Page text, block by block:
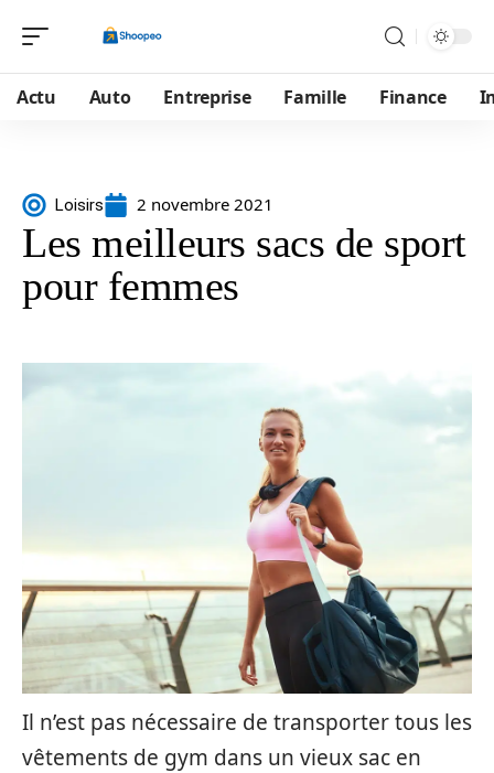
Actu Auto Entreprise Famille Finance
Loisirs 2 novembre 2021
Les meilleurs sacs de sport
pour femmes
Il n’est pas nécessaire de transporter tous les
vêtements de gym dans un vieux sac en